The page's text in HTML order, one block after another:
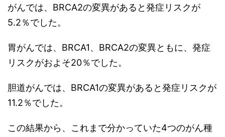
がんでは、BRCA2の変異があると発症リスクが
5.2％でした。
胃がんでは、BRCA1、BRCA2の変異ともに、発症
リスクがおよそ20％でした。
胆道がんでは、BRCA1の変異があると発症リスクが
11.2％でした。
この結果から、これまで分かっていた4つのがん種